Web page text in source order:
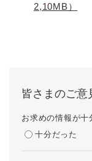
2,10MB）
皆さまのご意
お求めの情報が十
十分だった